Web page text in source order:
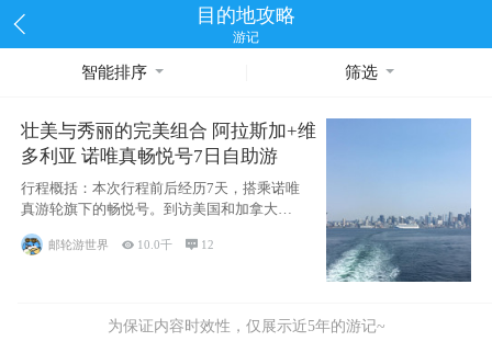
目的地攻略
游记
智能排序 筛选
壮美与秀丽的完美组合 阿拉斯加+维
多利亚 诺唯真畅悦号7日自助游
行程概括：本次行程前后经历7天，搭乘诺唯
真游轮旗下的畅悦号。到访美国和加拿大的4
个州/省：美国华盛顿州
邮轮游世界  10.0千  12
为保证内容时效性，仅展示近5年的游记~